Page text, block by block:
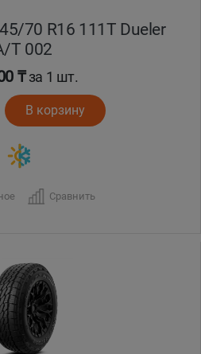
70 R16 111T Dueler
T 002
₸за 1 шт.
В корзину
Сравнить